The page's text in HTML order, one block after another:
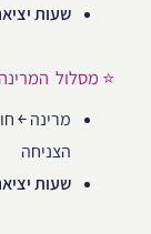
שעות
⭐ מסלול המרינה
הצניחה
שעות